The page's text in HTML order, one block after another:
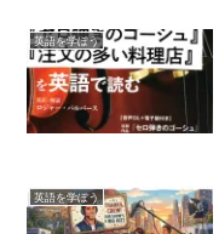
英語を学ぼう
英語を学ぼう